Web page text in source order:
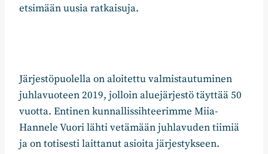
etsimään uusia ratkaisuja.
Järjestöpuolella on aloitettu valmistautuminen
juhlavuoteen 2019, jolloin aluejärjestö täyttää 50
vuotta. Entinen kunnallissihteerimme Miia-
Hannele Vuori lähti vetämään juhlavuden tiimiä
ja on totisesti laittanut asioita järjestykseen.